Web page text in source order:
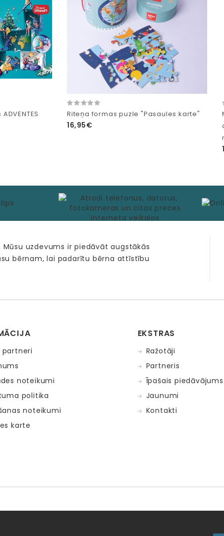
Riteņa formas puzle "Pasaules karte"
16,95€
uzdevums ir piedāvāt augstākās
bērnam, lai padarītu bērna attīstību
partneri
noteikumi
politika
noteikumi
karte
EKSTRAS
Ražotāji
Partneris
Īpašais piedāvājums
Jaunumi
Kontakti